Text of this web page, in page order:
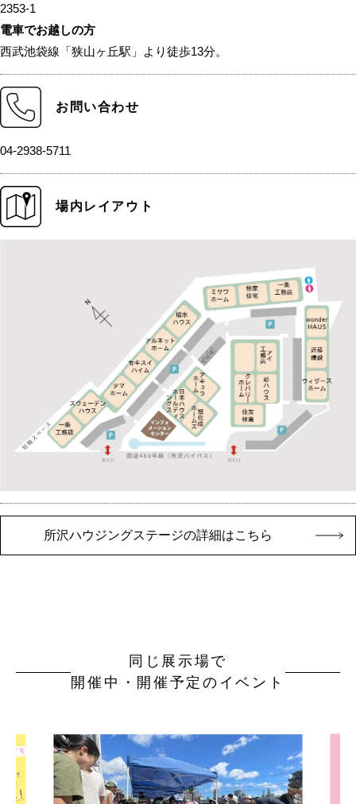
2353-1
電車でお越しの方
西武池袋線「狭山ヶ丘駅」より徒歩13分。
お問い合わせ
04-2938-5711
場内レイアウト
所沢ハウジングステージの詳細はこちら
同じ展示場で
開催中・開催予定のイベント